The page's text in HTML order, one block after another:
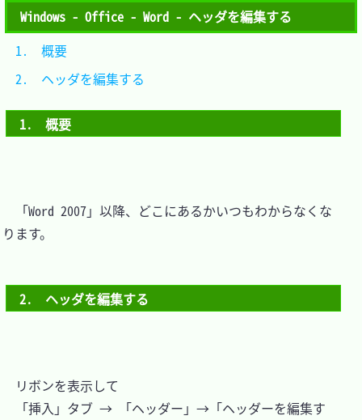
Windows - Office - Word - ヘッダを編集する
1.　概要
「Word 2007」以降、どこにあるかいつもわからなくな
ります。
2.　ヘッダを編集する
リボンを表示して
「挿入」タブ → 「ヘッダー」→「ヘッダーを編集す